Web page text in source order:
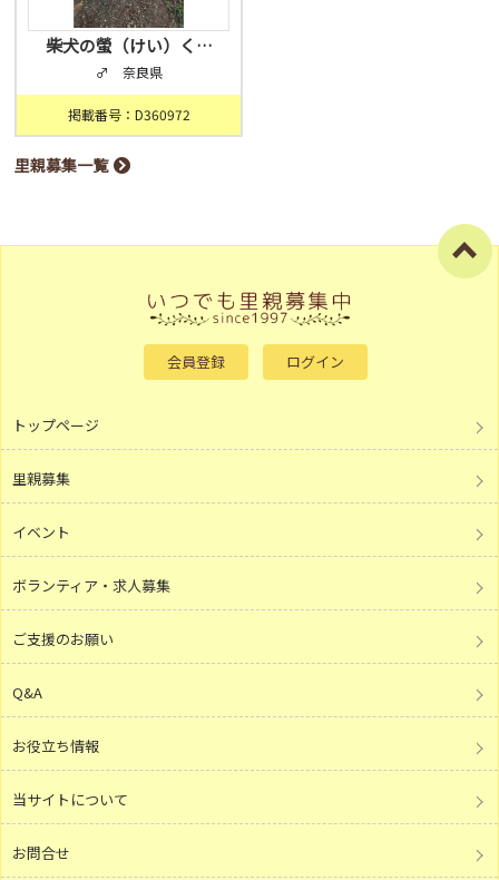
柴犬の螢（けい）く…
♂ 奈良県
掲載番号：D360972
里親募集一覧
会員登録 ログイン
トップページ
里親募集
イベント
ボランティア・求人募集
ご支援のお願い
Q&A
お役立ち情報
当サイトについて
お問合せ